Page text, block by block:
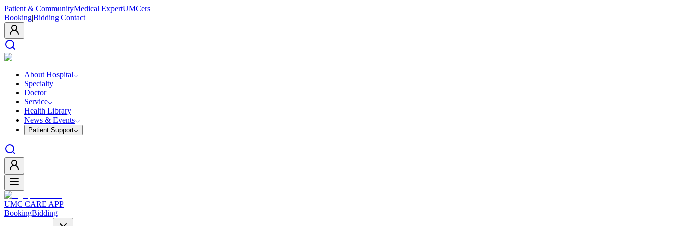
Patient & CommunityMedical ExpertUMCers
Booking|Bidding|Contact
About Hospital
Specialty
Doctor
Service
Health Library
News & Events
Patient Support
UMC CARE APP
BookingBidding